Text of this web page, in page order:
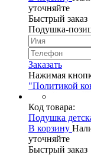
уточняйте
Быстрый заказ
Подушка-
Заказать
Нажимая
"Политикой
Код товара:
Подушка
В корзину
уточняйте
Быстрый заказ